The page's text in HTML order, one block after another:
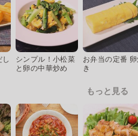
シンプル！小松菜
と卵の中華炒め
お弁当の定番
き
もっと見る